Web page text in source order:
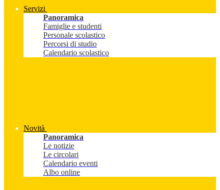
Servizi
Panoramica
Famiglie e studenti
Personale scolastico
Percorsi di studio
Calendario scolastico
Novità
Panoramica
Le notizie
Le circolari
Calendario eventi
Albo online